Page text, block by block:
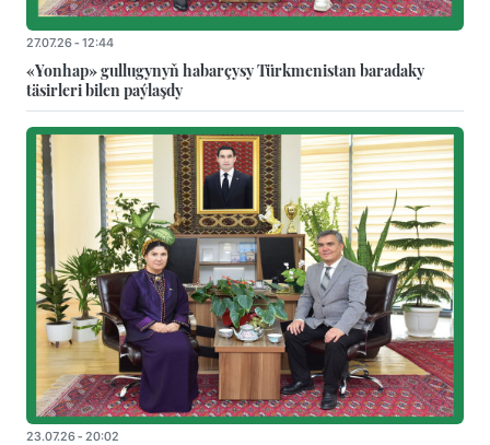
27.07.26 - 12:44
«Yonhap» gullugynyň habarçysy Türkmenistan baradaky
täsirleri bilen paýlaşdy
23.07.26 - 20:02